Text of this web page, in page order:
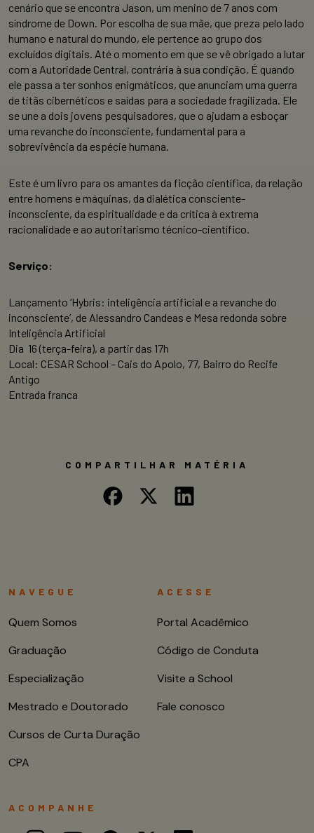
cenário que se encontra Jason, um menino de 7 anos com
síndrome de Down. Por escolha de sua mãe, que preza pelo lado
humano e natural do mundo, ele pertence ao grupo dos
excluídos digitais. Até o momento em que se vê obrigado a lutar
com a Autoridade Central, contrária à sua condição. É quando
ele passa a ter sonhos enigmáticos, que anunciam uma guerra
de titãs cibernéticos e saídas para a sociedade fragilizada. Ele
se une a dois jovens pesquisadores, que o ajudam a esboçar
uma revanche do inconsciente, fundamental para a
sobrevivência da espécie humana.
Este é um livro para os amantes da ficção científica, da relação
entre homens e máquinas, da dialética consciente-
inconsciente, da espiritualidade e da crítica à extrema
racionalidade e ao autoritarismo técnico-científico.
Serviço:
Lançamento ‘Hybris: inteligência artificial e a revanche do
inconsciente’, de Alessandro Candeas e Mesa redonda sobre
Inteligência Artificial
Dia 16 (terça-feira), a partir das 17h
Local: CESAR School – Cais do Apolo, 77, Bairro do Recife
Antigo
Entrada franca
COMPARTILHAR MATÉRIA
NAVEGUE
Quem Somos
Graduação
Especialização
Mestrado e Doutorado
Cursos de Curta Duração
CPA
ACESSE
Portal Acadêmico
Código de Conduta
Visite a School
Fale conosco
ACOMPANHE